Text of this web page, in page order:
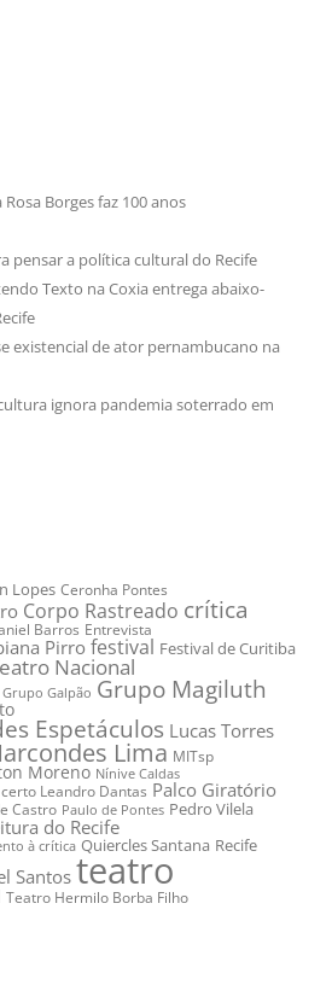
Borges faz 100 anos
pensar a política cultural do Recife
Texto na Coxia entrega abaixo-
existencial de ator pernambucano na
ignora pandemia soterrado em
Lopes Ceronha Pontes
Corpo Rastreado crítica
Barros Entrevista
Pirro festival Festival de Curitiba
Nacional
Grupo Galpão Grupo Magiluth
Espetáculos Lucas Torres
Lima MITsp
Moreno Nínive Caldas
Leandro Dantas Palco Giratório
Castro Paulo de Pontes Pedro Vilela
do Recife
à crítica Quiercles Santana Recife
Santosteatro
Teatro Hermilo Borba Filho